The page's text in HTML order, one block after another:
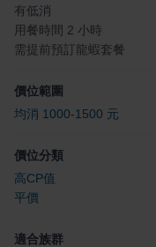
有低消
用餐時間 2 小時
需提前預訂龍蝦套餐
價位範圍
均消 1000-1500 元
價位分類
高CP值
平價
適合族群